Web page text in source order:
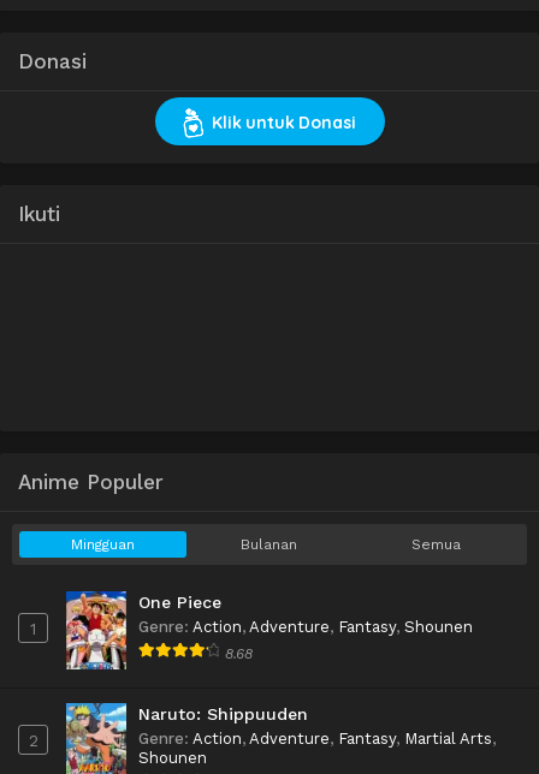
Donasi
Klik untuk Donasi
Ikuti
Anime Populer
Mingguan Bulanan Semua
1
One Piece
Genre: Action, Adventure, Fantasy, Shounen
8.68
2
Naruto: Shippuuden
Genre: Action, Adventure, Fantasy, Martial Arts,
Shounen